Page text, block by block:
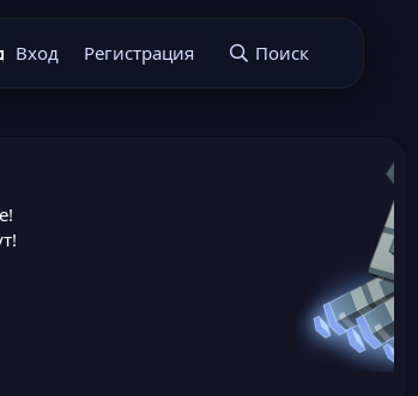
нас Подать заявку
Вход Регистрация Поиск